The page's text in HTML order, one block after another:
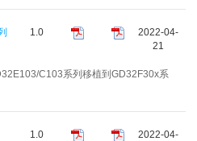
1.0
2022-04-
21
C103系列移植到GD32F30x系
1.0
2022-04-